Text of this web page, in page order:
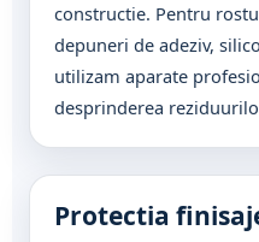
constructie. Pentru
depuneri de adeziv,
utilizam aparate
desprinderea
Protectia